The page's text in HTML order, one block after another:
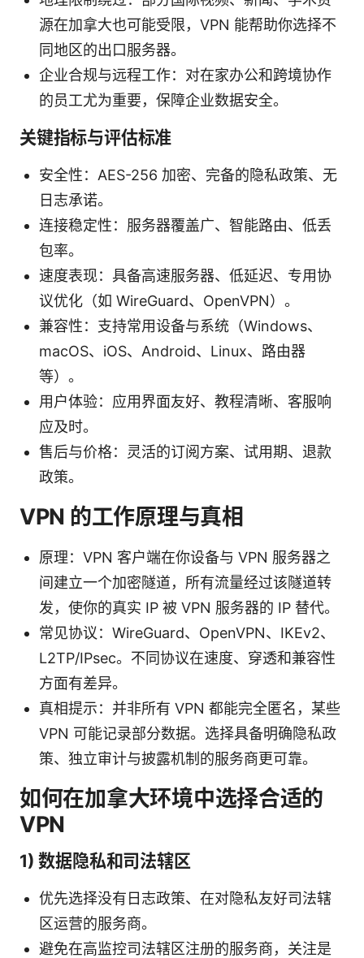
源在加拿大也可能受限，VPN 能帮助你选择不
同地区的出口服务器。
企业合规与远程工作：对在家办公和跨境协作
的员工尤为重要，保障企业数据安全。
关键指标与评估标准
安全性：AES-256 加密、完备的隐私政策、无
日志承诺。
连接稳定性：服务器覆盖广、智能路由、低丢
包率。
速度表现：具备高速服务器、低延迟、专用协
议优化（如 WireGuard、OpenVPN）。
兼容性：支持常用设备与系统（Windows、
macOS、iOS、Android、Linux、路由器
等）。
用户体验：应用界面友好、教程清晰、客服响
应及时。
售后与价格：灵活的订阅方案、试用期、退款
政策。
VPN 的工作原理与真相
原理：VPN 客户端在你设备与 VPN 服务器之
间建立一个加密隧道，所有流量经过该隧道转
发，使你的真实 IP 被 VPN 服务器的 IP 替代。
常见协议：WireGuard、OpenVPN、IKEv2、
L2TP/IPsec。不同协议在速度、穿透和兼容性
方面有差异。
真相提示：并非所有 VPN 都能完全匿名，某些
VPN 可能记录部分数据。选择具备明确隐私政
策、独立审计与披露机制的服务商更可靠。
如何在加拿大环境中选择合适的
VPN
1) 数据隐私和司法辖区
优先选择没有日志政策、在对隐私友好司法辖
区运营的服务商。
避免在高监控司法辖区注册的服务商，关注是